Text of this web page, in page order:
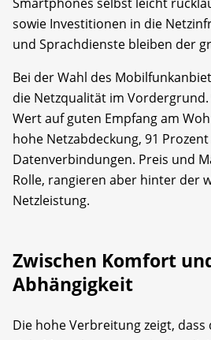
Smartphones selbst leicht
sowie Investitionen in die
und Sprachdienste bleiben der
Bei der Wahl des
die Netzqualität im Vordergrund.
Wert auf guten Empfang am
hohe Netzabdeckung, 91
Datenverbindungen. Preis und
Rolle, rangieren aber hinter der
Netzleistung.
Zwischen Komfort
Abhängigkeit
Die hohe Verbreitung zeigt,